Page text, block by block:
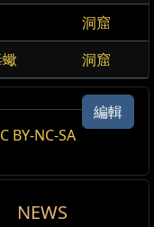
洞窟
洞窟
編輯
BY-NC-SA
NEWS